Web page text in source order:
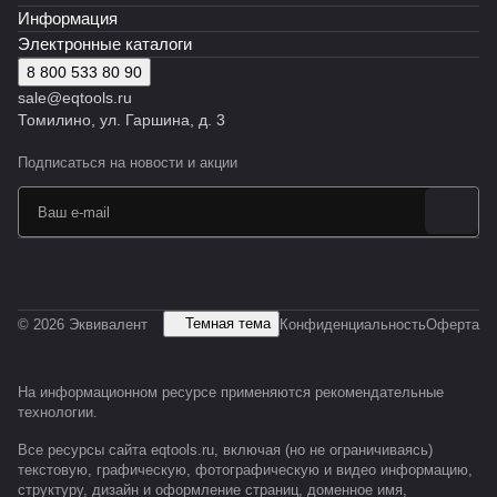
Информация
Электронные каталоги
8 800 533 80 90
sale@eqtools.ru
Томилино, ул. Гаршина, д. 3
Подписаться на новости и акции
© 2026 Эквивалент Темная тема КонфиденциальностьОферта
На информационном ресурсе применяются рекомендательные
технологии.
Все ресурсы сайта eqtools.ru, включая (но не ограничиваясь)
текстовую, графическую, фотографическую и видео информацию,
структуру, дизайн и оформление страниц, доменное имя,